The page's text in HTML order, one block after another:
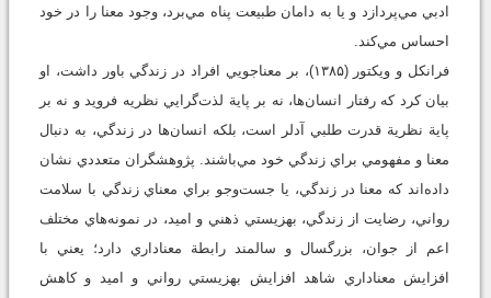
ادبي مي‌پردازد و يا به دامان طبيعت پناه مي‌برد، وجود معنا را در خود
احساس مي‌کند.
فرانکل و ويکتور (۱۳۸۵)، بر معناجويي افراد در زندگي باور داشت، او
بيان کرد که رفتار انسان‌ها، نه بر پاية لذت‌گرايي نظريه فرويد و نه بر
پاية نظرية قدرت طلبي آدلر است، بلکه انسان‌ها در زندگي، به دنبال
معنا و مفهومي براي زندگي خود مي‌باشند. پژوهشگران متعددي نشان
داده‌اند که معنا در زندگي، يا جست‌وجو براي معناي زندگي با سلامت
رواني، رضايت از زندگي، بهزيستي ذهني و اميد، در نمونه‌هاي مختلف
اعم از جوان، بزرگسال و سالمند رابطة معناداري دارد؛ يعني با
افزايش معناداري شاهد افزايش بهزيستي رواني و اميد و کاهش